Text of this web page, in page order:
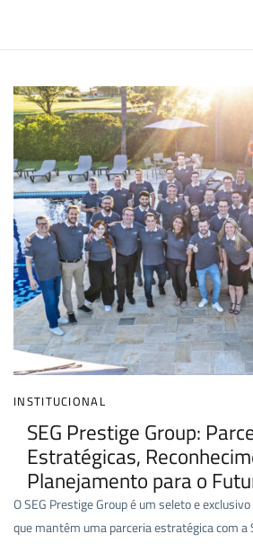
INSTITUCIONAL
SEG Prestige Group:
Estratégicas,
Planejamento para o
O SEG Prestige Group é um seleto e
que mantêm uma parceria estratégica com a